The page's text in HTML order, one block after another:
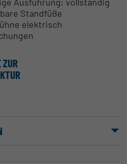
Standfüße
elektrisch
ZUR